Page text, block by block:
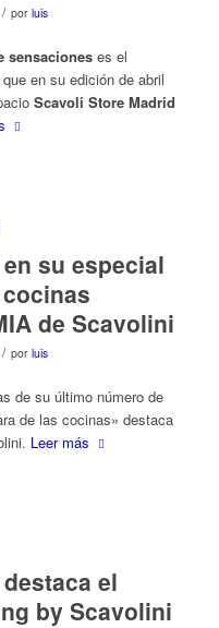
/ por luis
sensacioneses el
en su edición de abril
Scavoli Store Madrid
su especial
de Scavolini
/ por luis
de su último número de
de las cocinas» destaca
Leer más
el
by Scavolini